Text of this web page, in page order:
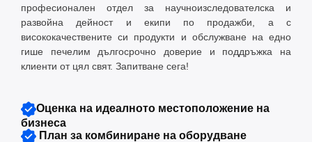
професионален отдел за научноизследователска и
развойна дейност и екипи по продажби, а с
висококачествените си продукти и обслужване на едно
гише печелим дългосрочно доверие и поддръжка на
клиенти от цял ​​свят. Запитване сега!
Оценка на идеалното местоположение на
бизнеса
План за комбиниране на оборудване